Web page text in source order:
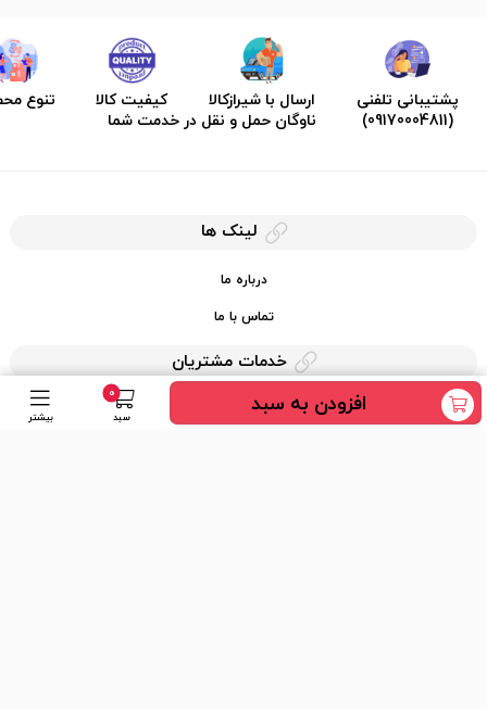
افزودن به سبد 0
سبد بیشتر
پشتیبانی تلفنی
(09170004811)
ارسال با شیرازکالا
ناوگان حمل و نقل در خدمت شما
کیفیت کالا تنوع
لینک ها
درباره ما
تماس با ما
خدمات مشتریان
حریم خصوصی